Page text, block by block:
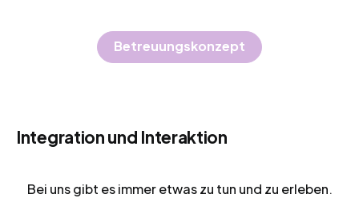
Betreuungskonzept
Integration und Interaktion
Bei uns gibt es immer etwas zu tun und zu erleben.